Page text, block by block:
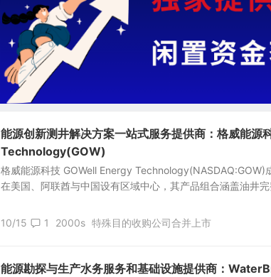
能源创新测井解决方案一站式服务提供商：格威能
Technology(GOW)
格威能源科技 GOWell Energy Technology(NASDAQ:GOW)
在美国、阿联酋与中国设有区域中心，其产品组合涵盖油井
10/15 1 2000s 特殊目的收购公司合并上市
能源勘探与生产水务服务和基础设施提供商：